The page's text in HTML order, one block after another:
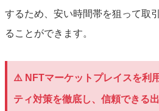
するため、安い時間帯を狙って取
ることができます。
⚠️ NFTマーケットプレイスを利
ティ対策を徹底し、信頼できる